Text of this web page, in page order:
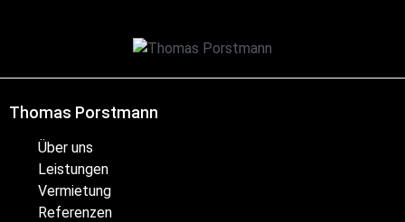
Thomas Porstmann
Über uns
Leistungen
Vermietung
Referenzen